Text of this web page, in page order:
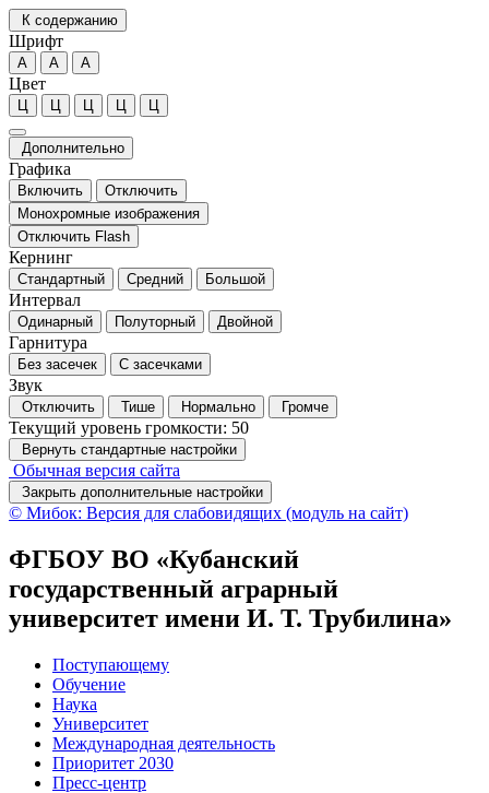
К содержанию
Шрифт
А А А
Цвет
Ц Ц Ц Ц Ц
Дополнительно
Графика
Включить
Отключить
Монохромные изображения
Отключить Flash
Кернинг
Стандартный Средний Большой
Интервал
Одинарный Полуторный Двойной
Гарнитура
Без засечек С засечками
Звук
Отключить Тише Нормально Громче
Текущий уровень громкости: 50
Вернуть стандартные настройки
Обычная версия сайта
Закрыть дополнительные настройки
© Мибок: Версия для слабовидящих (модуль на сайт)
ФГБОУ ВО «Кубанский
государственный аграрный
университет имени И. Т. Трубилина»
Поступающему
Обучение
Наука
Университет
Международная деятельность
Приоритет 2030
Пресс-центр